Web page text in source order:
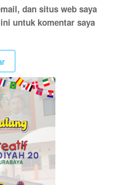
dan situs web saya
untuk komentar saya